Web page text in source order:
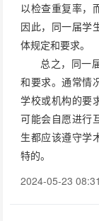
以检查重复率，
因此，同一届学
体规定和要求。
总之，同一
和要求。通常情
学校或机构的要
可能会自愿进行
生都应该遵守学
特的。
2024-05-23